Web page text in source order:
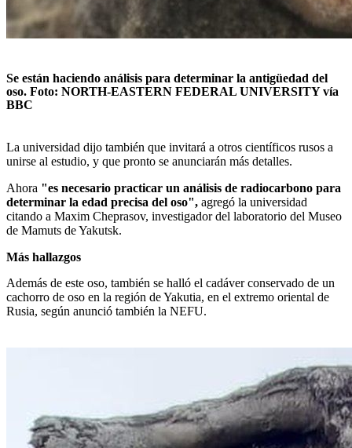
Se están haciendo análisis para determinar la antigüedad del
oso. Foto: NORTH-EASTERN FEDERAL UNIVERSITY vía
BBC
La universidad dijo también que invitará a otros científicos rusos a
unirse al estudio, y que pronto se anunciarán más detalles.
Ahora "es necesario practicar un análisis de radiocarbono para
determinar la edad precisa del oso", agregó la universidad
citando a Maxim Cheprasov, investigador del laboratorio del Museo
de Mamuts de Yakutsk.
Más hallazgos
Además de este oso, también se halló el cadáver conservado de un
cachorro de oso en la región de Yakutia, en el extremo oriental de
Rusia, según anunció también la NEFU.